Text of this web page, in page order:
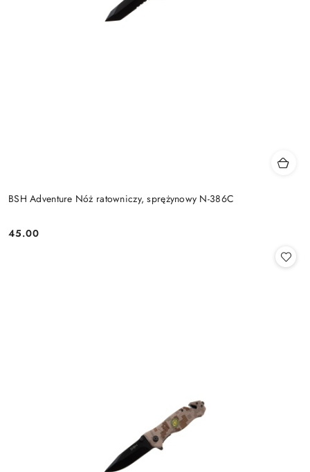
BSH Adventure Nóż ratowniczy, sprężynowy N-386C
Cena:
45.00